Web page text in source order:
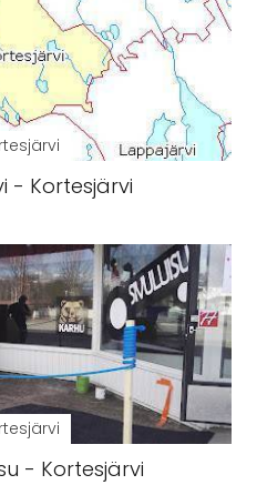
- Kortesjärvi
- Kortesjärvi